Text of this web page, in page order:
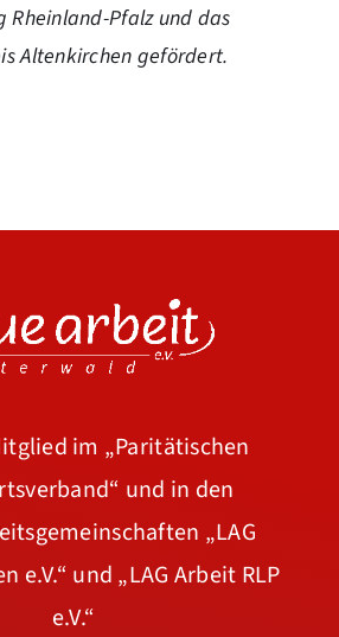
Rheinland-Pfalz und das
Altenkirchen gefördert.
im „Paritätischen
und in den
„LAG
e.V.“ und „LAG Arbeit RLP
e.V.“